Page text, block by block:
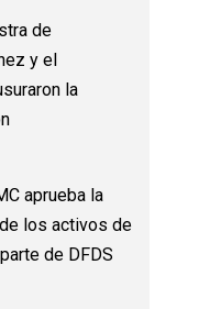
de
y el
la
aprueba la
los activos de
de DFDS